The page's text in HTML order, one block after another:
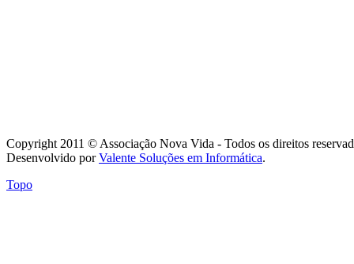
Copyright 2011 © Associação Nova Vida - Todos os direitos
Desenvolvido porValente Soluções em Informática.
Topo